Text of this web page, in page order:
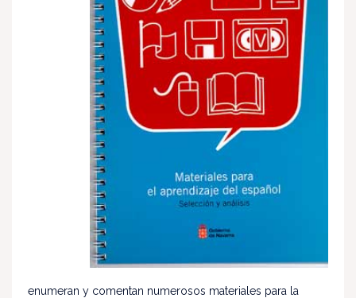
enumeran y comentan numerosos materiales para la